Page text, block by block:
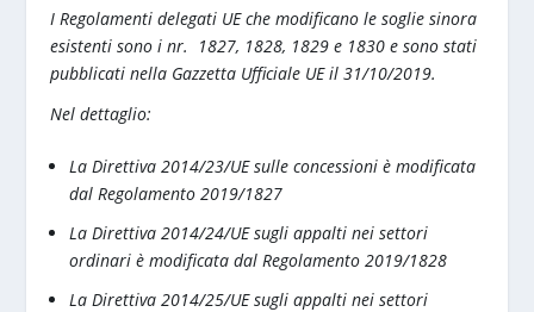
I Regolamenti delegati UE che modificano le soglie sinora
esistenti sono i nr. 1827, 1828, 1829 e 1830 e sono stati
pubblicati nella Gazzetta Ufficiale UE il 31/10/2019.
Nel dettaglio:
La Direttiva 2014/23/UE sulle concessioni è modificata
dal Regolamento 2019/1827
La Direttiva 2014/24/UE sugli appalti nei settori
ordinari è modificata dal Regolamento 2019/1828
La Direttiva 2014/25/UE sugli appalti nei settori